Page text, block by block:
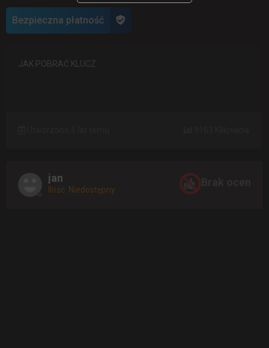
Bezpieczna płatność
JAK POBRAĆ KLUCZ
jan
Ilość: Niedostępny